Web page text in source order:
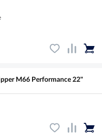
M66 Performance 22"